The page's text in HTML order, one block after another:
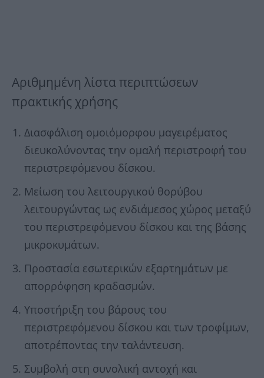
Αριθμημένη λίστα περιπτώσεων
πρακτικής χρήσης
Διασφάλιση ομοιόμορφου μαγειρέματος
διευκολύνοντας την ομαλή περιστροφή του
περιστρεφόμενου δίσκου.
Μείωση του λειτουργικού θορύβου
λειτουργώντας ως ενδιάμεσος χώρος μεταξύ
του περιστρεφόμενου δίσκου και της βάσης
μικροκυμάτων.
Προστασία εσωτερικών εξαρτημάτων με
απορρόφηση κραδασμών.
Υποστήριξη του βάρους του
περιστρεφόμενου δίσκου και των τροφίμων,
αποτρέποντας την ταλάντευση.
Συμβολή στη συνολική αντοχή και